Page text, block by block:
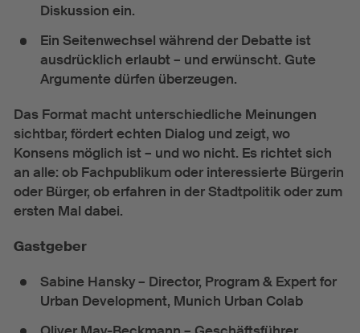
Diskussion ein.
Ein Seitenwechsel während der Debatte ist
ausdrücklich erlaubt – und erwünscht. Gute
Argumente dürfen überzeugen.
Das Format macht unterschiedliche Meinungen
sichtbar, fördert echten Dialog und zeigt, wo
Konsens möglich ist – und wo nicht. Es richtet sich
an alle: ob Fachpublikum oder interessierte Bürgerin
oder Bürger, ob erfahren in der Stadtpolitik oder zum
ersten Mal dabei.
Gastgeber
Sabine Hansky – Director, Program & Expert for
Urban Development, Munich Urban Colab